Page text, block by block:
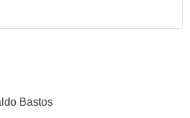
Bastos